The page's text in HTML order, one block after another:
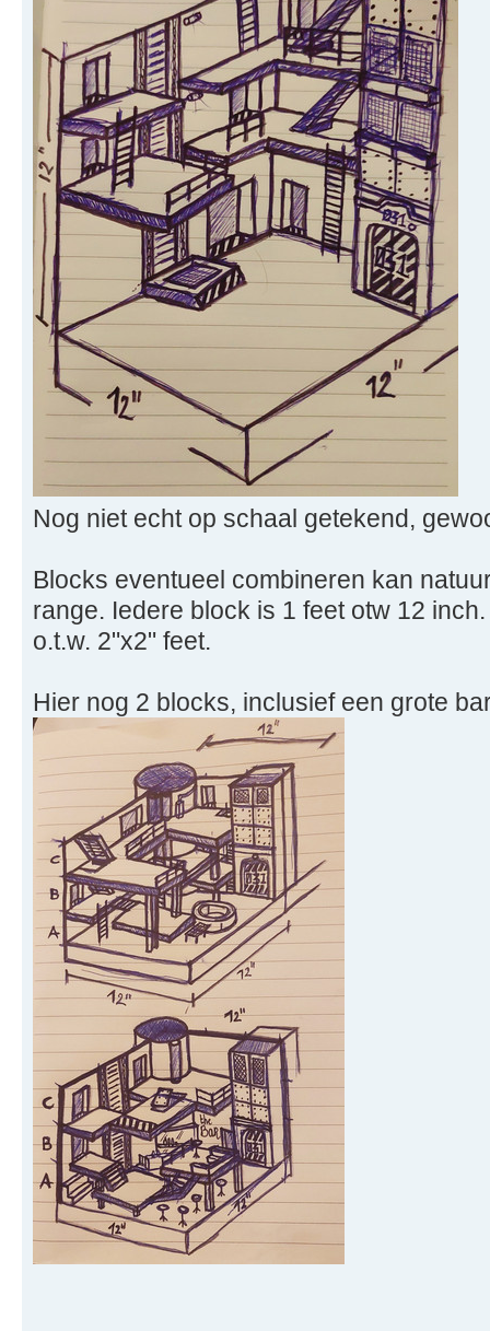
Nog niet echt op schaal getekend,
Blocks eventueel combineren kan
range. Iedere block is 1 feet otw 12
o.t.w. 2"x2" feet.
Hier nog 2 blocks, inclusief een grote